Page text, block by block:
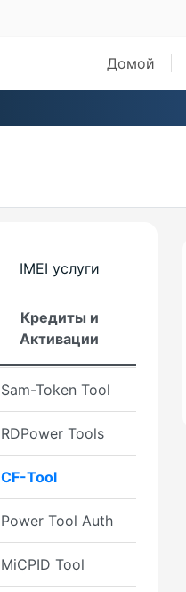
Домой
IMEI услуги
Кредиты и
Активации
Griffin-Unlocker
EM Token -
Unlocker-Pro
Sam-Token Tool
RDPower Tools
CF-Tool
Power Tool Auth
MiCPID Tool